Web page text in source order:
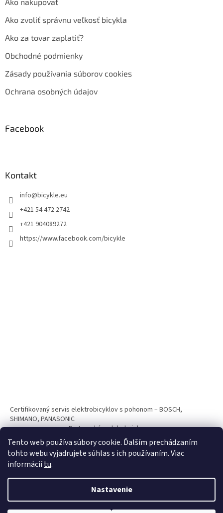
Tento web používa súbory cookie. Ďalším prechádzaním
tohto webu vyjadrujete súhlas s ich používaním. Viac
informáciítu.
Nastavenie
Ako zvoliť správnu veľkosť bicykla
Ako za tovar zaplatiť?
Obchodné podmienky
Zásady používania súborov cookies
Ochrana osobných údajov
Facebook
Kontakt
info@bicykle.eu
+421 54 472 2742
+421 904089272
https://www.facebook.com/bicykle
Certifikovaný servis elektrobicyklov s pohonom – BOSCH,
SHIMANO, PANASONIC
Partnerský web hokejshop.eu
Vytvoril Shoptet